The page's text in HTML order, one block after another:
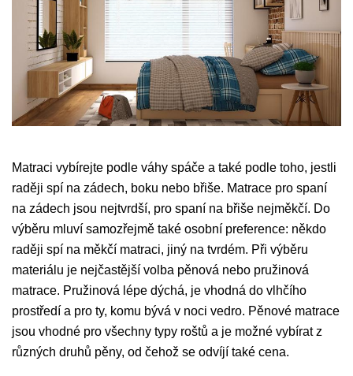
Matraci vybírejte podle váhy spáče a také podle toho, jestli
raději spí na zádech, boku nebo břiše. Matrace pro spaní
na zádech jsou nejtvrdší, pro spaní na břiše nejměkčí. Do
výběru mluví samozřejmě také osobní preference: někdo
raději spí na měkčí matraci, jiný na tvrdém. Při výběru
materiálu je nejčastější volba pěnová nebo pružinová
matrace. Pružinová lépe dýchá, je vhodná do vlhčího
prostředí a pro ty, komu bývá v noci vedro. Pěnové matrace
jsou vhodné pro všechny typy roštů a je možné vybírat z
různých druhů pěny, od čehož se odvíjí také cena.